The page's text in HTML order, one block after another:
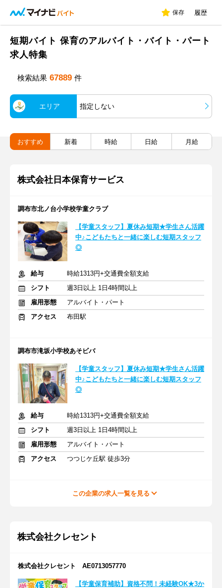
保存 履歴
短期バイト 保育のアルバイト・バイト・パート
求人特集
検索結果 67889 件
エリア 指定しない
おすすめ 新着 時給 日給 月給
株式会社日本保育サービス
調布市北ノ台小学校学童クラブ
【学童スタッフ】夏休み短期★学生さん活躍
中♪こどもたちと一緒に楽しむ短期スタッフ
◎
給与
時給1313円+交通費全額支給
シフト
週3日以上 1日4時間以上
雇用形態
アルバイト・パート
アクセス
布田駅
調布市滝坂小学校あそビバ
【学童スタッフ】夏休み短期★学生さん活躍
中♪こどもたちと一緒に楽しむ短期スタッフ
◎
給与
時給1313円+交通費全額支給
シフト
週3日以上 1日4時間以上
雇用形態
アルバイト・パート
アクセス
つつじケ丘駅 徒歩3分
この企業の求人一覧を見る
株式会社クレセント
株式会社クレセント AE0713057770
【学童保育補助】資格不問！未経験OK★3か